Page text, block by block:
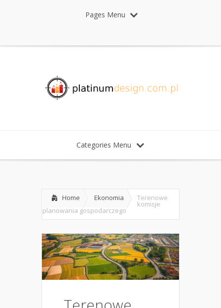
Pages Menu
Categories Menu
Home Ekonomia Terenowe
komisje
planowania gospodarczego